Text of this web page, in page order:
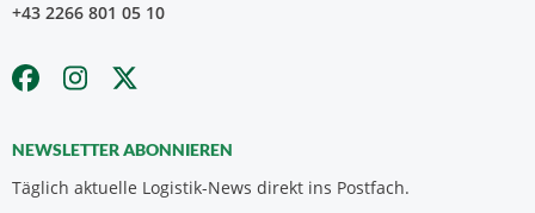
+43 2266 801 05 10
NEWSLETTER ABONNIEREN
Täglich aktuelle Logistik-News direkt ins Postfach.